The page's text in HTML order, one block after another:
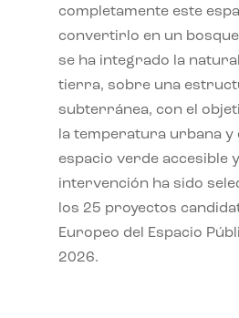
completamente este
convertirlo en un
se ha integrado la
tierra, sobre una
subterránea, con el
la temperatura urbana
espacio verde accesible
intervención ha sido
los 25 proyectos
Europeo del Espacio
2026.